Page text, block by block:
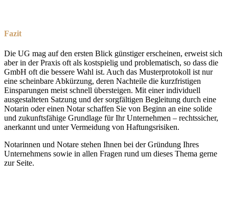
Fazit
Die UG mag auf den ersten Blick günstiger erscheinen, erweist sich
aber in der Praxis oft als kostspielig und problematisch, so dass die
GmbH oft die bessere Wahl ist. Auch das Musterprotokoll ist nur
eine scheinbare Abkürzung, deren Nachteile die kurzfristigen
Einsparungen meist schnell übersteigen. Mit einer individuell
ausgestalteten Satzung und der sorgfältigen Begleitung durch eine
Notarin oder einen Notar schaffen Sie von Beginn an eine solide
und zukunftsfähige Grundlage für Ihr Unternehmen – rechtssicher,
anerkannt und unter Vermeidung von Haftungsrisiken.
Notarinnen und Notare stehen Ihnen bei der Gründung Ihres
Unternehmens sowie in allen Fragen rund um dieses Thema gerne
zur Seite.